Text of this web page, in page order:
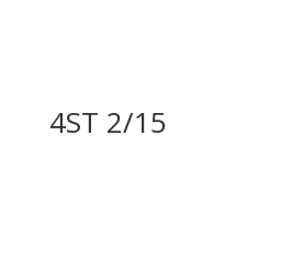
4ST 2/15